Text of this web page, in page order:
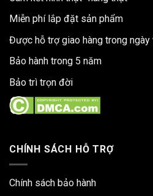
Miễn phí lắp đặt sản phẩm
Được hỗ trợ giao hàng trong
Bảo hành trong 5 năm
Bảo trì trọn đời
CHÍNH SÁCH HỖ TRỢ
Chính sách bảo hành